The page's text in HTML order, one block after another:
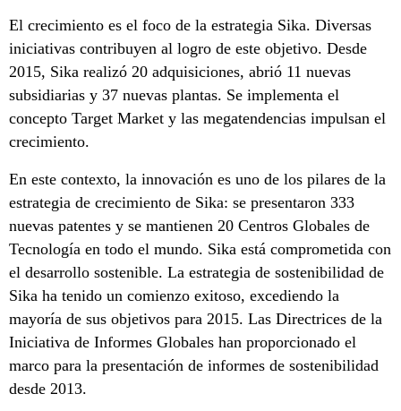
El crecimiento es el foco de la estrategia Sika. Diversas
iniciativas contribuyen al logro de este objetivo. Desde
2015, Sika realizó 20 adquisiciones, abrió 11 nuevas
subsidiarias y 37 nuevas plantas. Se implementa el
concepto Target Market y las megatendencias impulsan el
crecimiento.
En este contexto, la innovación es uno de los pilares de la
estrategia de crecimiento de Sika: se presentaron 333
nuevas patentes y se mantienen 20 Centros Globales de
Tecnología en todo el mundo. Sika está comprometida con
el desarrollo sostenible. La estrategia de sostenibilidad de
Sika ha tenido un comienzo exitoso, excediendo la
mayoría de sus objetivos para 2015. Las Directrices de la
Iniciativa de Informes Globales han proporcionado el
marco para la presentación de informes de sostenibilidad
desde 2013.